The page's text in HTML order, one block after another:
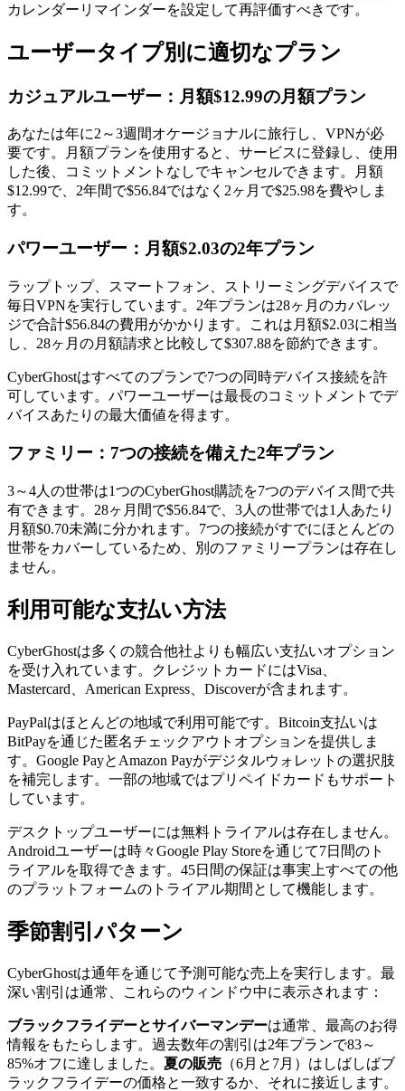
カレンダーリマインダーを設定して再評価すべきです。
ユーザータイプ別に適切なプラン
カジュアルユーザー：月額$12.99の月額プラン
あなたは年に2～3週間オケージョナルに旅行し、VPNが必
要です。月額プランを使用すると、サービスに登録し、使用
した後、コミットメントなしでキャンセルできます。月額
$12.99で、2年間で$56.84ではなく2ヶ月で$25.98を費やしま
す。
パワーユーザー：月額$2.03の2年プラン
ラップトップ、スマートフォン、ストリーミングデバイスで
毎日VPNを実行しています。2年プランは28ヶ月のカバレッ
ジで合計$56.84の費用がかかります。これは月額$2.03に相当
し、28ヶ月の月額請求と比較して$307.88を節約できます。
CyberGhostはすべてのプランで7つの同時デバイス接続を許
可しています。パワーユーザーは最長のコミットメントでデ
バイスあたりの最大価値を得ます。
ファミリー：7つの接続を備えた2年プラン
3～4人の世帯は1つのCyberGhost購読を7つのデバイス間で共
有できます。28ヶ月間で$56.84で、3人の世帯では1人あたり
月額$0.70未満に分かれます。7つの接続がすでにほとんどの
世帯をカバーしているため、別のファミリープランは存在し
ません。
利用可能な支払い方法
CyberGhostは多くの競合他社よりも幅広い支払いオプション
を受け入れています。クレジットカードにはVisa、
Mastercard、American Express、Discoverが含まれます。
PayPalはほとんどの地域で利用可能です。Bitcoin支払いは
BitPayを通じた匿名チェックアウトオプションを提供しま
す。Google PayとAmazon Payがデジタルウォレットの選択肢
を補完します。一部の地域ではプリペイドカードもサポート
しています。
デスクトップユーザーには無料トライアルは存在しません。
Androidユーザーは時々Google Play Storeを通じて7日間のト
ライアルを取得できます。45日間の保証は事実上すべての他
のプラットフォームのトライアル期間として機能します。
季節割引パターン
CyberGhostは通年を通じて予測可能な売上を実行します。最
深い割引は通常、これらのウィンドウ中に表示されます：
ブラックフライデーとサイバーマンデーは通常、最高のお得
情報をもたらします。過去数年の割引は2年プランで83～
85%オフに達しました。 夏の販売 （6月と7月）はしばしばブ
ラックフライデーの価格と一致するか、それに接近します。